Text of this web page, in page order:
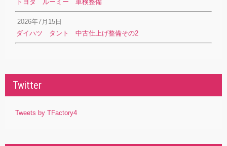
トヨタ ルーミー 車検整備
2026年7月15日
ダイハツ タント 中古仕上げ整備その2
Twitter
Tweets by TFactory4